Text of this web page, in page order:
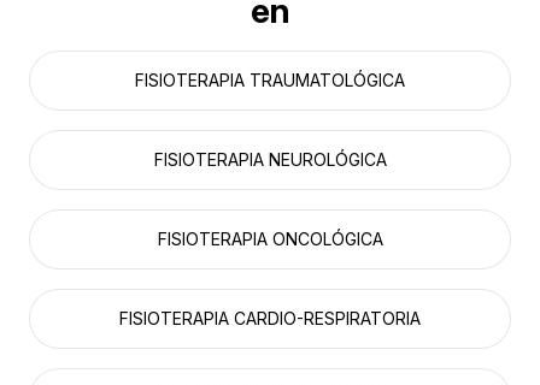
en
FISIOTERAPIA TRAUMATOLÓGICA
FISIOTERAPIA NEUROLÓGICA
FISIOTERAPIA ONCOLÓGICA
FISIOTERAPIA CARDIO-RESPIRATORIA